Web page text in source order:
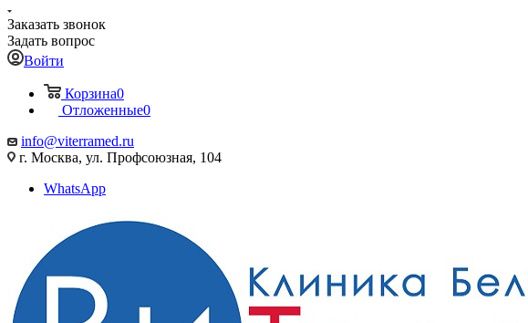
Заказать звонок
Задать вопрос
Войти
Корзина0
Отложенные0
info@viterramed.ru
г. Москва, ул. Профсоюзная, 104
WhatsApp